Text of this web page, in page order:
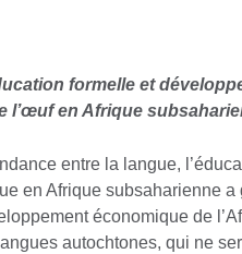
formelle et
l’œuf en Afrique
entre la langue,
en Afrique subsaharienne a
économique de
autochtones, qui ne